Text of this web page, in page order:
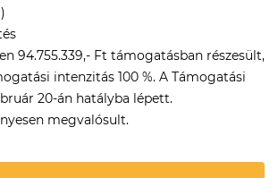
94.755.339,- Ft támogatásban részesült,
intenzitás 100 %. A Támogatási
20-án hatályba lépett.
megvalósult.